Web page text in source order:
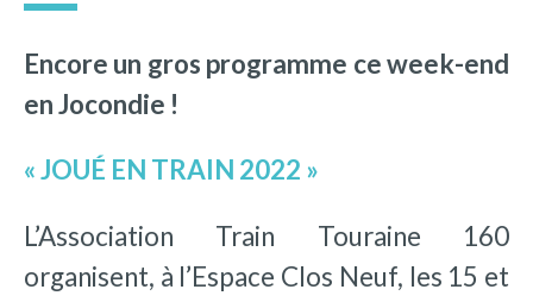
Encore un gros programme ce week-end
en Jocondie !
« JOUÉ EN TRAIN 2022 »
L’Association Train Touraine 160
organisent, à l’Espace Clos Neuf, les 15 et